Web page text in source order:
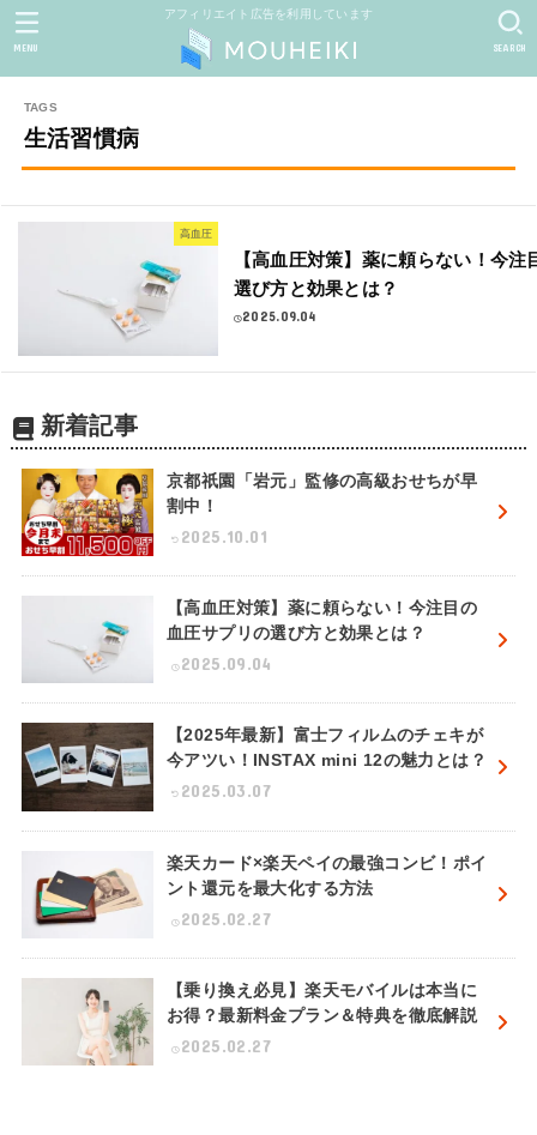
アフィリエイト広告を利用しています
SEARCH
MENU
生活習慣病
高血圧
【高血圧対策】薬に頼らない！今注
選び方と効果とは？
2025.09.04
新着記事
京都祇園「岩元」監修の高級おせちが早
割中！
2025.10.01
【高血圧対策】薬に頼らない！今注目の
血圧サプリの選び方と効果とは？
2025.09.04
【2025年最新】富士フィルムのチェキが
今アツい！INSTAX mini 12の魅力とは？
2025.03.07
楽天カード×楽天ペイの最強コンビ！ポイ
ント還元を最大化する方法
2025.02.27
【乗り換え必見】楽天モバイルは本当に
お得？最新料金プラン＆特典を徹底解説
2025.02.27